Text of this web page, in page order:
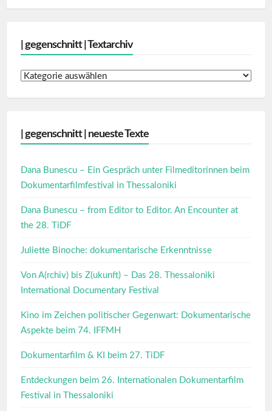
| gegenschnitt | Textarchiv
| gegenschnitt | neueste Texte
Dana Bunescu – Ein Gespräch unter Filmeditorinnen beim
Dokumentarfilmfestival in Thessaloniki
Dana Bunescu – from Editor to Editor. An Encounter at
the 28. TiDF
Juliette Binoche: dokumentarische Erkenntnisse
Von A(rchiv) bis Z(ukunft) – Das 28. Thessaloniki
International Documentary Festival
Kino im Zeichen politischer Gegenwart: Dokumentarische
Aspekte beim 74. IFFMH
Dokumentarfilm & KI beim 27. TiDF
Entdeckungen beim 26. Internationalen Dokumentarfilm
Festival in Thessaloniki